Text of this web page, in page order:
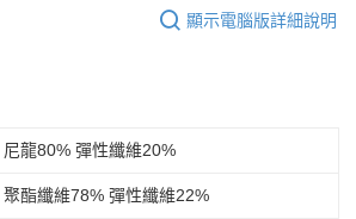
顯示電腦版詳細說明
尼龍80% 彈性纖維20%
聚酯纖維78% 彈性纖維22%